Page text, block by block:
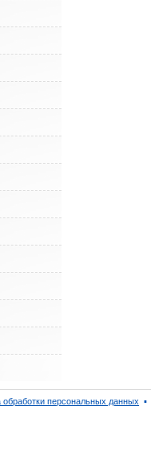
обработки персональных данных ▪